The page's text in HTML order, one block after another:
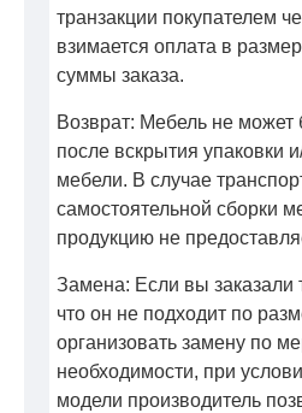
транзакции покупателем
взимается оплата в
суммы заказа.
Возврат: Мебель не может
после вскрытия упаковки
мебели. В случае
самостоятельной сборки
продукцию не
Замена: Если вы заказали
что он не подходит по
организовать замену по
необходимости, при
модели производитель